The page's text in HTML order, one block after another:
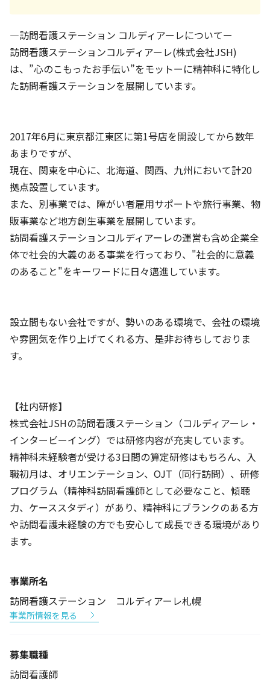
―訪問看護ステーション コルディアーレについてー
訪問看護ステーションコルディアーレ(株式会社JSH)
は、”心のこもったお手伝い”をモットーに精神科に特化し
た訪問看護ステーションを展開しています。
2017年6月に東京都江東区に第1号店を開設してから数年
あまりですが、
現在、関東を中心に、北海道、関西、九州において計20
拠点設置しています。
また、別事業では、障がい者雇用サポートや旅行事業、物
販事業など地方創生事業を展開しています。
訪問看護ステーションコルディアーレの運営も含め企業全
体で社会的大義のある事業を行っており、"社会的に意義
のあること"をキーワードに日々邁進しています。
設立間もない会社ですが、勢いのある環境で、会社の環境
や雰囲気を作り上げてくれる方、是非お待ちしておりま
す。
【社内研修】
株式会社JSHの訪問看護ステーション（コルディアーレ・
インタービーイング）では研修内容が充実しています。
精神科未経験者が受ける3日間の算定研修はもちろん、入
職初月は、オリエンテーション、OJT（同行訪問）、研修
プログラム（精神科訪問看護師として必要なこと、傾聴
力、ケーススタディ）があり、精神科にブランクのある方
や訪問看護未経験の方でも安心して成長できる環境があり
ます。
事業所名
訪問看護ステーション コルディアーレ札幌
事業所情報を見る
募集職種
訪問看護師